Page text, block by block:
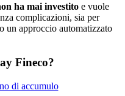
ha mai investito e vuole
complicazioni, sia per
un approccio automatizzato
Fineco?